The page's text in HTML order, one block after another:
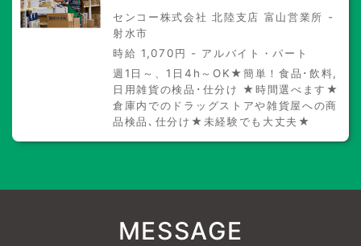
センコー株式会社 北陸支店 富山営業所 -
射水市
時給 1,070円 - アルバイト・パート
週1日～、1日4h～OK★簡単！食品･飲料,
日用雑貨の検品･仕分け ★時間選べます★
倉庫内でのドラッグストアや雑貨屋への商
品検品､仕分け★未経験でも大丈夫★
MESSAGE